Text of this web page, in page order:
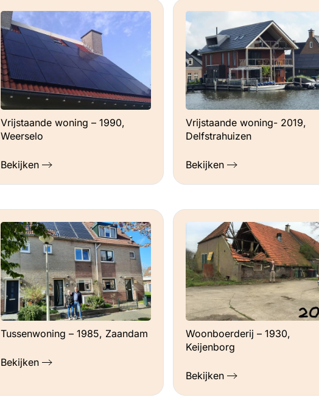
Vrijstaande woning – 1990,
Weerselo
Bekijken
Vrijstaande woning- 2019,
Delfstrahuizen
Bekijken
Tussenwoning – 1985, Zaandam
Bekijken
Woonboerderij – 1930,
Keijenborg
Bekijken